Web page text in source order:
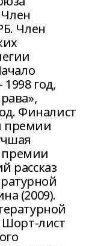
Член
Член
год,
Финалист
премии
премии
рассказ
(2009).
лист